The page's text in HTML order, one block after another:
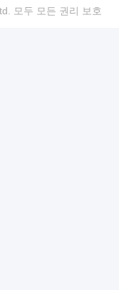
모두 모든 권리 보호